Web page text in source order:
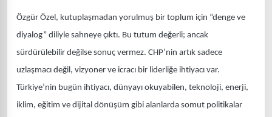
Özgür Özel, kutuplaşmadan yorulmuş bir toplum için “denge ve
diyalog” diliyle sahneye çıktı. Bu tutum değerli; ancak
sürdürülebilir değilse sonuç vermez. CHP’nin artık sadece
uzlaşmacı değil, vizyoner ve icracı bir liderliğe ihtiyacı var.
Türkiye’nin bugün ihtiyacı, dünyayı okuyabilen, teknoloji, enerji,
iklim, eğitim ve dijital dönüşüm gibi alanlarda somut politikalar